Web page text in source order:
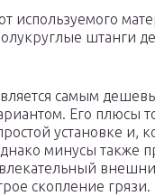
используемого
штанги
самым
Его плюсы
установке и,
минусы также
скопление грязи.